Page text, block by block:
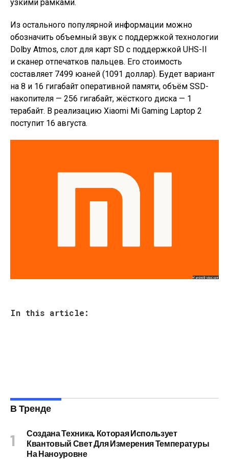
узкими рамками.
Из остального популярной информации можно
обозначить объемный звук с поддержкой технологии
Dolby Atmos, слот для карт SD с поддержкой UHS-II
и сканер отпечатков пальцев. Его стоимость
составляет 7499 юаней (1091 доллар). Будет вариант
на 8 и 16 гигабайт оперативной памяти, объём SSD-
накопителя — 256 гигабайт, жёсткого диска — 1
терабайт. В реализацию Xiaomi Mi Gaming Laptop 2
поступит 16 августа.
In this article:
В Тренде
Создана Техника, Которая Использует
Квантовый Свет Для Измерения Температуры
На Наноуровне